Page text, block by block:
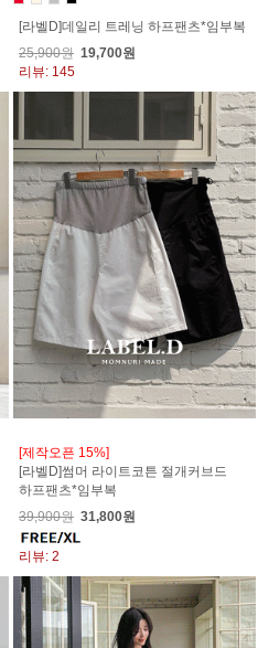
[라벨D]데일리 트레닝 하프팬츠*임부복
25,900원 19,700원
리뷰: 145
[제작오픈 15%]
[라벨D]썸머 라이트코튼 절개커브드
하프팬츠*임부복
39,900원 31,800원
리뷰: 2